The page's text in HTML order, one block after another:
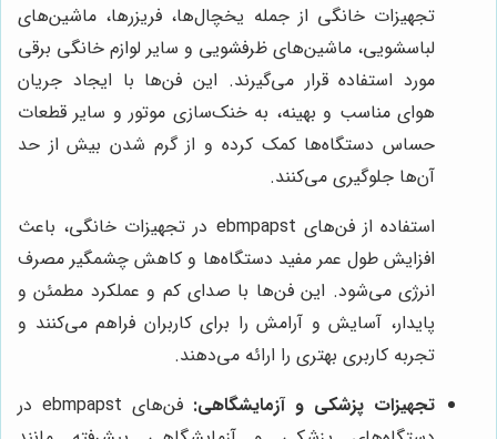
تجهیزات خانگی از جمله یخچال‌ها، فریزرها، ماشین‌های
لباسشویی، ماشین‌های ظرفشویی و سایر لوازم خانگی برقی
مورد استفاده قرار می‌گیرند. این فن‌ها با ایجاد جریان
هوای مناسب و بهینه، به خنک‌سازی موتور و سایر قطعات
حساس دستگاه‌ها کمک کرده و از گرم شدن بیش از حد
آن‌ها جلوگیری می‌کنند.
استفاده از فن‌های ebmpapst در تجهیزات خانگی، باعث
افزایش طول عمر مفید دستگاه‌ها و کاهش چشمگیر مصرف
انرژی می‌شود. این فن‌ها با صدای کم و عملکرد مطمئن و
پایدار، آسایش و آرامش را برای کاربران فراهم می‌کنند و
تجربه کاربری بهتری را ارائه می‌دهند.
تجهیزات پزشکی و آزمایشگاهی:
فن‌های ebmpapst در